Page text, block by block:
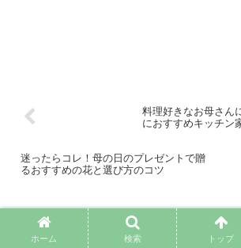
料理好きなお母さん
におすすめキッチン
迷ったらコレ！母の日のプレゼントで贈
るおすすめの花と選び方のコツ
コメント
ホーム 検索 トップ